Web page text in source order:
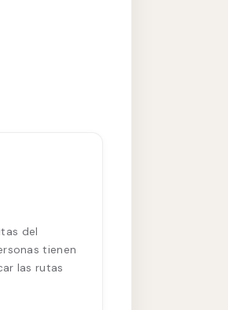
del
tienen
las rutas